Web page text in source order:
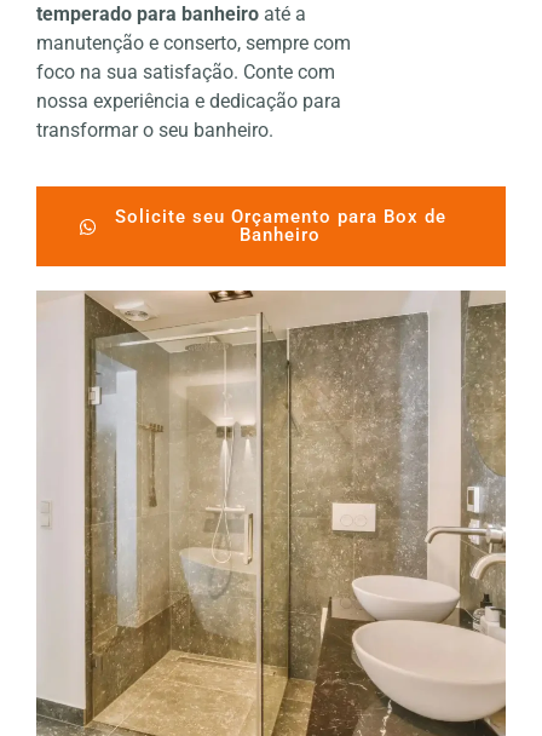
temperado para banheiro até a
manutenção e conserto, sempre com
foco na sua satisfação. Conte com
nossa experiência e dedicação para
transformar o seu banheiro.
Solicite seu Orçamento para Box de
Banheiro